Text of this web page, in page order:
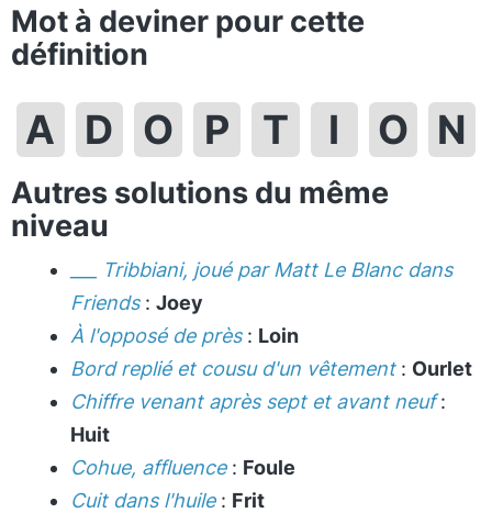
Mot à deviner pour cette
définition
A D O P T I O N
Autres solutions du même
niveau
___ Tribbiani, joué par Matt Le Blanc dans
Friends: Joey
À l'opposé de près: Loin
Bord replié et cousu d'un vêtement: Ourlet
Chiffre venant après sept et avant neuf:
Huit
Cohue, affluence: Foule
Cuit dans l'huile: Frit